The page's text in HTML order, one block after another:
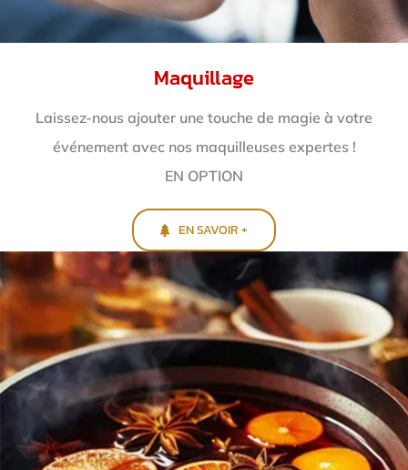
Maquillage
Laissez-nous ajouter une touche de magie à votre
événement avec nos maquilleuses expertes !
EN OPTION
EN SAVOIR +